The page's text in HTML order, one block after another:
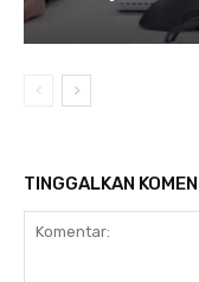
TINGGALKAN